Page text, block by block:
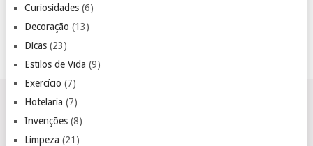
Curiosidades(6)
Decoração (13)
Dicas(23)
Estilos de Vida (9)
Exercício (7)
Hotelaria (7)
Invenções(8)
Limpeza (21)